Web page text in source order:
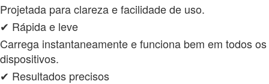
Projetada para clareza e facilidade de uso.
✔ Rápida e leve
Carrega instantaneamente e funciona bem em todos os
dispositivos.
✔ Resultados precisos